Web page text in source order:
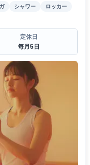
シャワー
ロッカー
定休日
毎月5日